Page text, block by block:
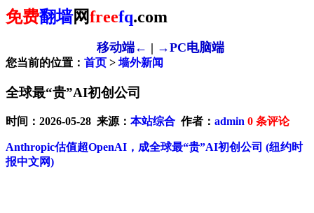
免费翻墙网freefq.com
移动端← | →PC电脑端
您当前的位置： 首页 > 墙外新闻
全球最“贵”AI初创公司
时间：2026-05-28 来源： 本站综合 作者： admin 0 条评论
Anthropic估值超OpenAI，成全球最“贵”AI初创公司 (纽约时
报中文网)